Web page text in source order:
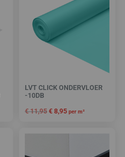
LVT CLICK ONDERVLOER
-10DB
€11,95€8,95 per m²